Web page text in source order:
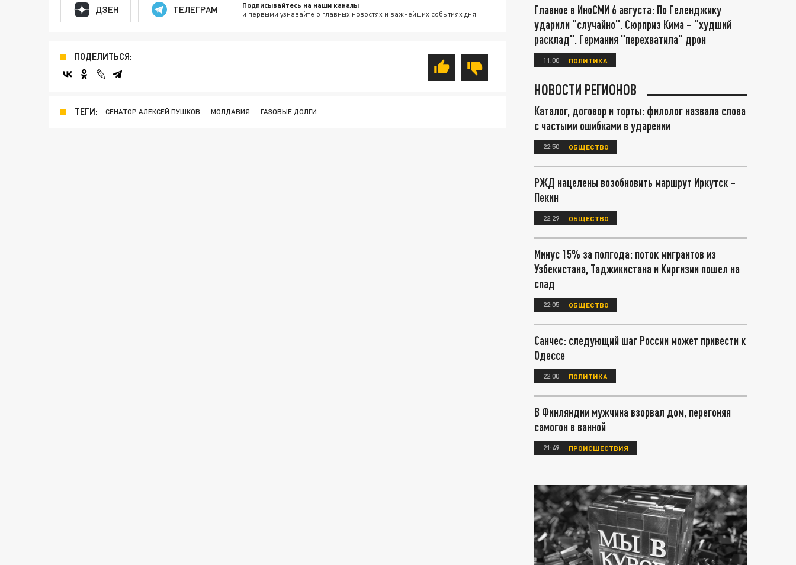
ДЗЕН ТЕЛЕГРАМ Подписывайтесь на наши каналы
и первыми узнавайте о главных новостях и важнейших событиях дня.
ПОДЕЛИТЬСЯ:
ТЕГИ: СЕНАТОР АЛЕКСЕЙ ПУШКОВ МОЛДАВИЯ ГАЗОВЫЕ ДОЛГИ
Главное в ИноСМИ 6 августа: По Геленджику
ударили "случайно". Сюрприз Кима – "худший
расклад". Германия "перехватила" дрон
11:00 ПОЛИТИКА
НОВОСТИ РЕГИОНОВ
Каталог, договор и торты: филолог назвала слова
с частыми ошибками в ударении
22:50 ОБЩЕСТВО
РЖД нацелены возобновить маршрут Иркутск –
Пекин
22:29 ОБЩЕСТВО
Минус 15% за полгода: поток мигрантов из
Узбекистана, Таджикистана и Киргизии пошел на
спад
22:05 ОБЩЕСТВО
Санчес: следующий шаг России может привести к
Одессе
22:00 ПОЛИТИКА
В Финляндии мужчина взорвал дом, перегоняя
самогон в ванной
21:49 ПРОИСШЕСТВИЯ